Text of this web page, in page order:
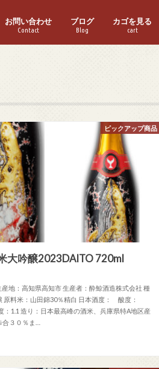
お問い合わせ
Contact
ブログ
Blog
カゴを見る
cart
ピックアップ商品
吟醸2023DAITO 720ml
地：高知県高知市 生産者：酔鯨酒造株式会社 種
原料米：山田錦30％精白 日本酒度： 酸度：
1.1 造り：日本最高峰の酒米、兵庫県特A地区産
３０％ま…